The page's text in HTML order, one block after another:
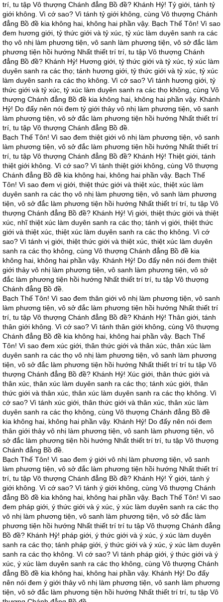
trí, tu tập Vô thượng Chánh đẳng Bồ đề? Khánh Hỷ! Tỷ giới, tánh tỷ
giới không. Vì cớ sao? Vì tánh tỷ giới không, cùng Vô thượng Chánh
đẳng Bồ đề kia không hai, không hai phần vậy. Bạch Thế Tôn! Vì sao
đem hương giới, tỷ thức giới và tỷ xúc, tỷ xúc làm duyên sanh ra các
thọ vô nhị làm phương tiện, vô sanh làm phương tiện, vô sở đắc làm
phương tiện hồi hướng Nhất thiết trí trí, tu tập Vô thượng Chánh
đẳng Bồ đề? Khánh Hỷ! Hương giới, tỷ thức giới và tỷ xúc, tỷ xúc làm
duyên sanh ra các thọ; tánh hương giới, tỷ thức giới và tỷ xúc, tỷ xúc
làm duyên sanh ra các thọ không. Vì cớ sao? Vì tánh hương giới, tỷ
thức giới và tỷ xúc, tỷ xúc làm duyên sanh ra các thọ không, cùng Vô
thượng Chánh đẳng Bồ đề kia không hai, không hai phần vậy. Khánh
Hỷ! Do đấy nên nói đem tỷ giới thảy vô nhị làm phương tiện, vô sanh
làm phương tiện, vô sở đắc làm phương tiện hồi hướng Nhất thiết trí
trí, tu tập Vô thượng Chánh đẳng Bồ đề.
Bạch Thế Tôn! Vì sao đem thiệt giới vô nhị làm phương tiện, vô sanh
làm phương tiện, vô sở đắc làm phương tiện hồi hướng Nhất thiết trí
trí, tu tập Vô thượng Chánh đẳng Bồ đề? Khánh Hỷ! Thiệt giới, tánh
thiệt giới không. Vì cớ sao? Vì tánh thiệt giới không, cùng Vô thượng
Chánh đẳng Bồ đề kia không hai, không hai phần vậy. Bạch Thế
Tôn! Vì sao đem vị giới, thiệt thức giới và thiệt xúc, thiệt xúc làm
duyên sanh ra các thọ vô nhị làm phương tiện, vô sanh làm phương
tiện, vô sở đắc làm phương tiện hồi hướng Nhất thiết trí trí, tu tập Vô
thượng Chánh đẳng Bồ đề? Khánh Hỷ! Vị giới, thiệt thức giới và thiệt
xúc, nhĩ thiệt xúc làm duyên sanh ra các thọ; tánh vị giới, thiệt thức
giới và thiệt xúc, thiệt xúc làm duyên sanh ra các thọ không. Vì cớ
sao? Vì tánh vị giới, thiệt thức giới và thiệt xúc, thiệt xúc làm duyên
sanh ra các thọ không, cùng Vô thượng Chánh đẳng Bồ đề kia
không hai, không hai phần vậy. Khánh Hỷ! Do đấy nên nói đem thiệt
giới thảy vô nhị làm phương tiện, vô sanh làm phương tiện, vô sở
đắc làm phương tiện hồi hướng Nhất thiết trí trí, tu tập Vô thượng
Chánh đẳng Bồ đề.
Bạch Thế Tôn! Vì sao đem thân giới vô nhị làm phương tiện, vô sanh
làm phương tiện, vô sở đắc làm phương tiện hồi hướng Nhất thiết trí
trí, tu tập Vô thượng Chánh đẳng Bồ đề? Khánh Hỷ! Thân giới, tánh
thân giới không. Vì cớ sao? Vì tánh thân giới không, cùng Vô thượng
Chánh đẳng Bồ đề kia không hai, không hai phần vậy. Bạch Thế
Tôn! Vì sao đem xúc giới, thân thức giới và thân xúc, thân xúc làm
duyên sanh ra các thọ vô nhị làm phương tiện, vô sanh làm phương
tiện, vô sở đắc làm phương tiện hồi hướng Nhất thiết trí trí tu tập Vô
thượng Chánh đẳng Bồ đề? Khánh Hỷ! Xúc giới, thân thức giới và
thân xúc, thân xúc làm duyên sanh ra các thọ; tánh xúc giới, thân
thức giới và thân xúc, thân xúc làm duyên sanh ra các thọ không. Vì
cớ sao? Vì tánh xúc giới, thân thức giới và thân xúc, thân xúc làm
duyên sanh ra các thọ không, cùng Vô thượng Chánh đẳng Bồ đề
kia không hai, không hai phần vậy. Khánh Hỷ! Do đấy nên nói đem
thân giới thảy vô nhị làm phương tiện, vô sanh làm phương tiện, vô
sở đắc làm phương tiện hồi hướng Nhất thiết trí trí, tu tập Vô thượng
Chánh đẳng Bồ đề.
Bạch Thế Tôn! Vì sao đem ý giới vô nhị làm phương tiện, vô sanh
làm phương tiện, vô sở đắc làm phương tiện hồi hướng Nhất thiết trí
trí, tu tập Vô thượng Chánh đẳng Bồ đề? Khánh Hỷ! Ý giới, tánh ý
giới không. Vì cớ sao? Vì tánh ý giới không, cùng Vô thượng Chánh
đẳng Bồ đề kia không hai, không hai phần vậy. Bạch Thế Tôn! Vì sao
đem pháp giới, ý thức giới và ý xúc, ý xúc làm duyên sanh ra các thọ
vô nhị làm phương tiện, vô sanh làm phương tiện, vô sở đắc làm
phương tiện hồi hướng Nhất thiết trí trí tu tập Vô thượng Chánh đẳng
Bồ đề? Khánh Hỷ! pháp giới, ý thức giới và ý xúc, ý xúc làm duyên
sanh ra các thọ; tánh pháp giới, ý thức giới và ý xúc, ý xúc làm duyên
sanh ra các thọ không. Vì cớ sao? Vì tánh pháp giới, ý thức giới và ý
xúc, ý xúc làm duyên sanh ra các thọ không, cùng Vô thượng Chánh
đẳng Bồ đề kia không hai, không hai phần vậy. Khánh Hỷ! Do đấy
nên nói đem ý giới thảy vô nhị làm phương tiện, vô sanh làm phương
tiện, vô sở đắc làm phương tiện hồi hướng Nhất thiết trí trí, tu tập Vô